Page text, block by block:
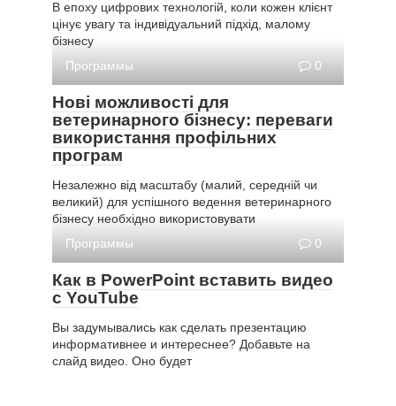
В епоху цифрових технологій, коли кожен клієнт
цінує увагу та індивідуальний підхід, малому
бізнесу
Программы
0
Нові можливості для
ветеринарного бізнесу: переваги
використання профільних
програм
Незалежно від масштабу (малий, середній чи
великий) для успішного ведення ветеринарного
бізнесу необхідно використовувати
Программы
0
Как в PowerPoint вставить видео
с YouTube
Вы задумывались как сделать презентацию
информативнее и интереснее? Добавьте на
слайд видео. Оно будет